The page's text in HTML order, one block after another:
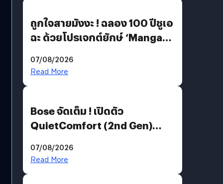
ถูกใจสายมังงะ ! ฉลอง 100 ปีชูเอ
ฉะ ด้วยโปรเจกต์ยักษ์ ‘Manga
มีภาษาไทยด้วย
07/08/2026
Read More
Bose จัดเต็ม ! เปิดตัว
QuietComfort (2nd Gen)
07/08/2026
Read More